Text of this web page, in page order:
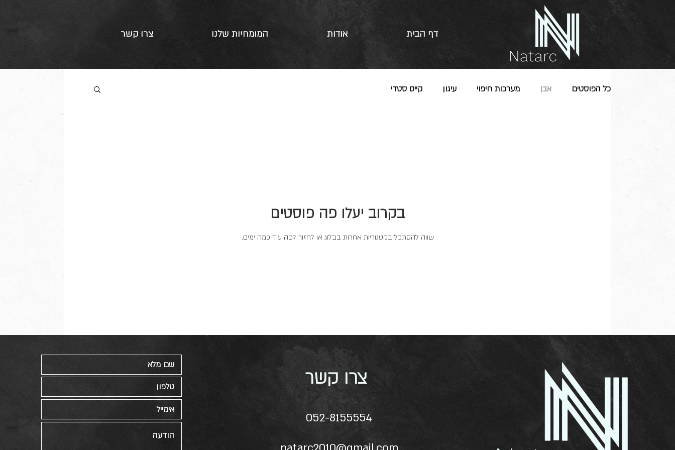
דף הבית אודות המומחיות שלנו צרו קשר
כל הפוסטים אבן מערכות חיפוי עיגון קייס סטדי
בקרוב יעלו פה פוסטים
שווה להסתכל בקטגוריות אחרות בבלוג או לחזור לפה עוד כמה ימים.
צרו קשר
052-8155554